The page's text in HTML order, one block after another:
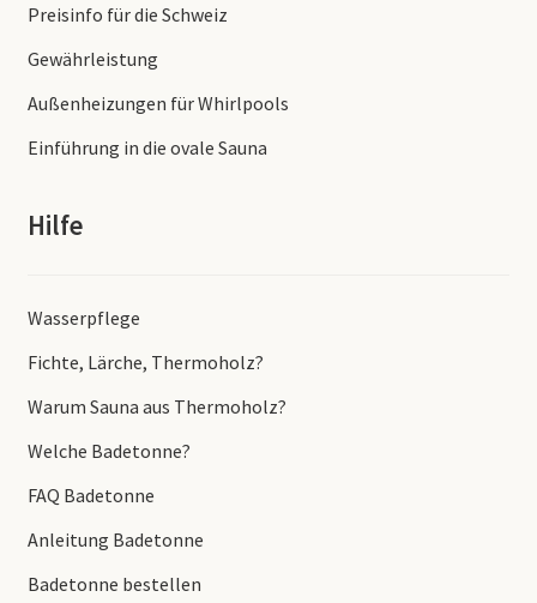
Preisinfo für die Schweiz
Gewährleistung
Außenheizungen für Whirlpools
Einführung in die ovale Sauna
Hilfe
Wasserpflege
Fichte, Lärche, Thermoholz?
Warum Sauna aus Thermoholz?
Welche Badetonne?
FAQ Badetonne
Anleitung Badetonne
Badetonne bestellen